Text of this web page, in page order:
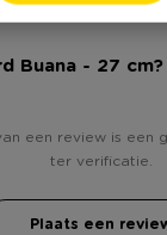
Buana - 27
een review is een
ter verificatie.
Plaats een